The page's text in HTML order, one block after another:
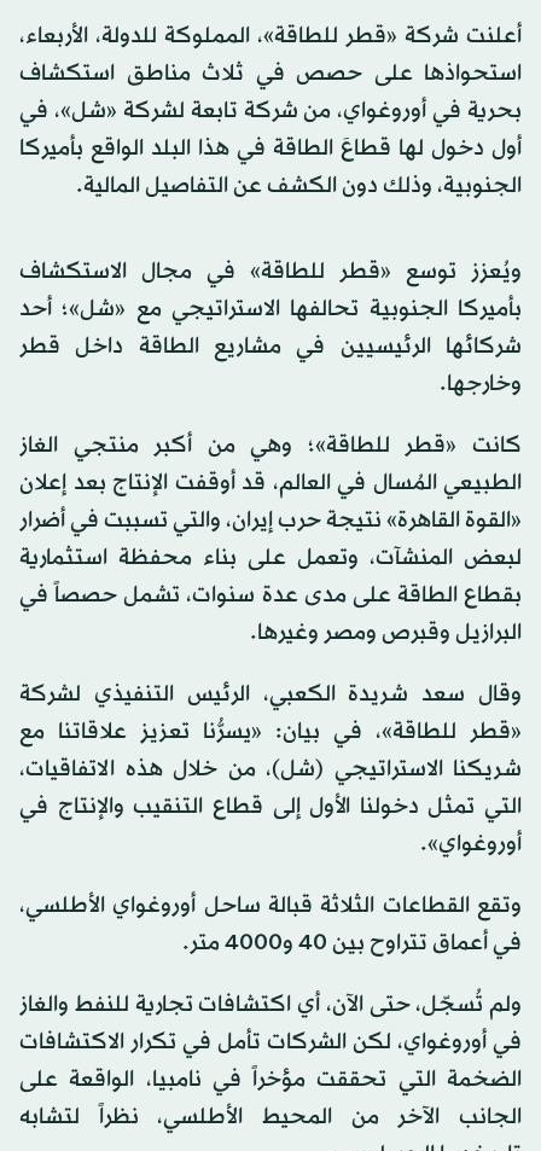
أعلنت شركة «قطر للطاقة»، المملوكة للدولة، الأربعاء،
استحواذها على حصص في ثلاث مناطق استكشاف
بحرية في أوروغواي، من شركة تابعة لشركة «شل»، في
أول دخول لها قطاعَ الطاقة في هذا البلد الواقع بأميركا
الجنوبية، وذلك دون الكشف عن التفاصيل المالية.
ويُعزز توسع «قطر للطاقة» في مجال الاستكشاف
بأميركا الجنوبية تحالفها الاستراتيجي مع «شل»؛ أحد
شركائها الرئيسيين في مشاريع الطاقة داخل قطر
وخارجها.
كانت «قطر للطاقة»؛ وهي من أكبر منتجي الغاز
الطبيعي المُسال في العالم، قد أوقفت الإنتاج بعد إعلان
«القوة القاهرة» نتيجة حربإيران، والتي تسببت في أضرار
لبعض المنشآت، وتعمل على بناء محفظة استثمارية
بقطاع الطاقة على مدى عدة سنوات، تشمل حصصاً في
البرازيل وقبرص ومصروغيرها.
وقال سعد شريدة الكعبي، الرئيس التنفيذي لشركة
«قطر للطاقة»، في بيان: «يسرُّنا تعزيز علاقاتنا مع
شريكنا الاستراتيجي (شل)، من خلال هذه الاتفاقيات،
التي تمثل دخولنا الأول إلى قطاع التنقيب والإنتاج في
أوروغواي».
وتقع القطاعات الثلاثة قبالة ساحل أوروغواي الأطلسي،
في أعماق تتراوح بين 40 و4000 متر.
ولم تُسجّل، حتى الآن، أي اكتشافات تجارية للنفط والغاز
في أوروغواي، لكن الشركات تأمل في تكرار الاكتشافات
الضخمة التي تحققت مؤخراً في نامبيا، الواقعة على
الجانب الآخر من المحيط الأطلسي، نظراً لتشابه